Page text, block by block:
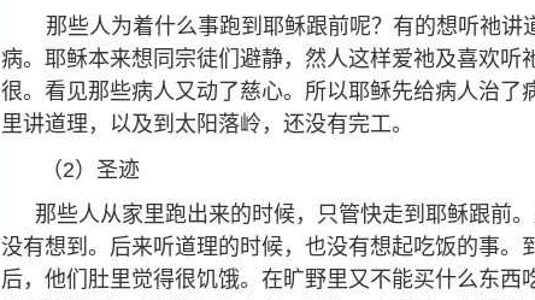
那些人为着什么事跑到耶稣跟前呢？有的想听祂讲
病。耶稣本来想同宗徒们避静，然人这样爱祂及喜欢听
很。看见那些病人又动了慈心。所以耶稣先给病人治了
里讲道理，以及到太阳落岭，还没有完工。
（2）圣迹
那些人从家里跑出来的时候，只管快走到耶稣跟前
没有想到。后来听道理的时候，也没有想起吃饭的事。
后，他们肚里觉得很饥饿。在旷野里又不能买什么东西